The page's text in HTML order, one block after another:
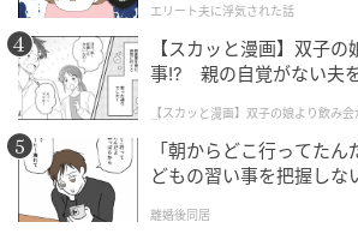
エリート夫に浮気された話
【スカッと漫画】双子
事!? 親の自覚がない夫を
【スカッと漫画】双子の娘より飲み
懲らしめた話
「朝からどこ行ってた
どもの習い事を把握しな
離婚後同居